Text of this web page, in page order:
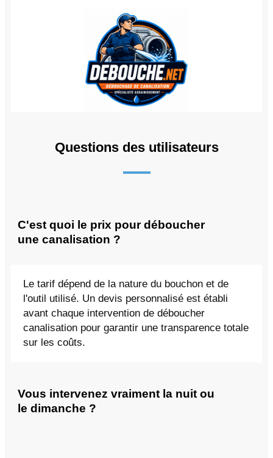
Questions des utilisateurs
C'est quoi le prix pour déboucher
une canalisation ?
Le tarif dépend de la nature du bouchon et de
l'outil utilisé. Un devis personnalisé est établi
avant chaque intervention de déboucher
canalisation pour garantir une transparence totale
sur les coûts.
Vous intervenez vraiment la nuit ou
le dimanche ?